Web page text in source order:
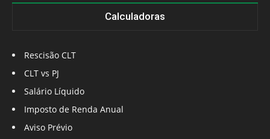
Calculadoras
Rescisão CLT
CLT vs PJ
Salário Líquido
Imposto de Renda Anual
Aviso Prévio